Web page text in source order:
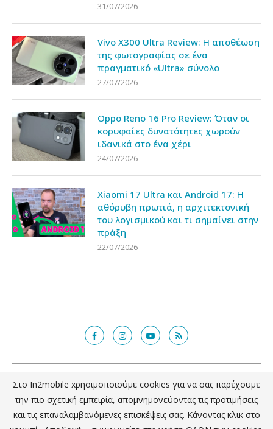
31/07/2026
Vivo X300 Ultra Review: Η αποθέωση
της φωτογραφίας σε ένα
πραγματικό «Ultra» σύνολο
27/07/2026
Oppo Reno 16 Pro Review: Όταν οι
κορυφαίες δυνατότητες χωρούν
ιδανικά στο ένα χέρι
24/07/2026
Xiaomi 17 Ultra και Android 17: Η
αθόρυβη πρωτιά, η αρχιτεκτονική
του λογισμικού και τι σημαίνει στην
πράξη
22/07/2026
@2018 - in2mobile.gr. All Right Reserved. Designed and developed by
mcde.gr
ΕΠΙΣΤΡΟΦΗ ΣΤΗΝ ΚΟΡΥΦΗ
Στο In2mobile xρησιμοποιούμε cookies για να σας παρέχουμε
την πιο σχετική εμπειρία, απομνημονεύοντας τις προτιμήσεις
και τις επαναλαμβανόμενες επισκέψεις σας. Κάνοντας κλικ στο